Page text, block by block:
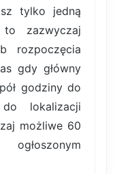
tylko jedną
zazwyczaj
rozpoczęcia
gdy główny
godziny do
lokalizacji
możliwe 60